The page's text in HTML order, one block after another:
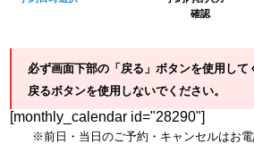
確認
必ず画面下部の「戻る」ボタンを使用して
戻るボタンを使用しないでください。
[monthly_calendar id="28290"]
※前日・当日のご予約・キャンセルはお電